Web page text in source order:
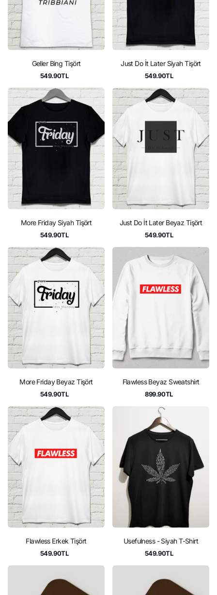
Geller Bing Tişört
549.90TL
Just Do İt Later Siyah Tişört
549.90TL
More Friday Siyah Tişört
549.90TL
Just Do İt Later Beyaz Tişört
549.90TL
More Friday Beyaz Tişört
549.90TL
Flawless Beyaz Sweatshirt
899.90TL
Flawless Erkek Tişört
549.90TL
Usefulness - Siyah T-Shirt
549.90TL